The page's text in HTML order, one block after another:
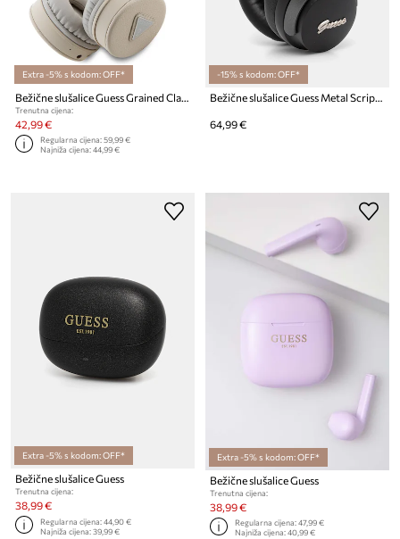
Extra -5% s kodom: OFF*
Trenutna cijena:
42,99 €
Regularna cijena:59,99 €
Najniža cijena:44,99 €
-15% s kodom: OFF*
64,99 €
Extra -5% s kodom: OFF*
Bežične slušalice Guess
Trenutna cijena:
38,99 €
Regularna cijena:44,90 €
Najniža cijena:39,99 €
Extra -5% s kodom: OFF*
Bežične slušalice Guess
Trenutna cijena:
38,99 €
Regularna cijena:47,99 €
Najniža cijena:40,99 €